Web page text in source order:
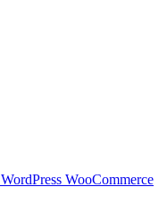
WordPress WooCommerce